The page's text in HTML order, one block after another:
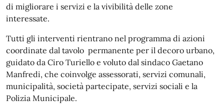
di migliorare i servizi e la vivibilità delle zone
interessate.
Tutti gli interventi rientrano nel programma di azioni
coordinate dal tavolo permanente per il decoro urbano,
guidato da Ciro Turiello e voluto dal sindaco Gaetano
Manfredi, che coinvolge assessorati, servizi comunali,
municipalità, società partecipate, servizi sociali e la
Polizia Municipale.